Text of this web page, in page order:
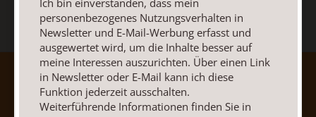
AGB und Widerrufsbelehrung
Datenschutz
Barrierefreiheit
Impressum
Ich bin einverstanden, dass mein
personenbezogenes Nutzungsverhalten in
Newsletter und E-Mail-Werbung erfasst und
ausgewertet wird, um die Inhalte besser auf
meine Interessen auszurichten. Über einen Link
in Newsletter oder E-Mail kann ich diese
Funktion jederzeit ausschalten.
Weiterführende Informationen finden Sie in